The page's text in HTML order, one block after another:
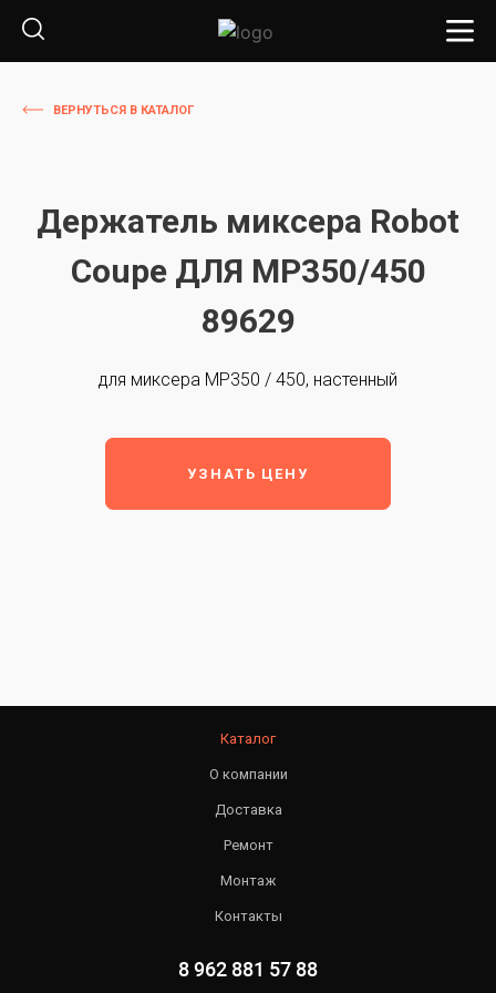
ВЕРНУТЬСЯ В КАТАЛОГ
Держатель миксера Robot
Coupe ДЛЯ MP350/450
89629
для миксера MP350 / 450, настенный
УЗНАТЬ ЦЕНУ
Каталог
О компании
Доставка
Ремонт
Монтаж
Контакты
8 962 881 57 88